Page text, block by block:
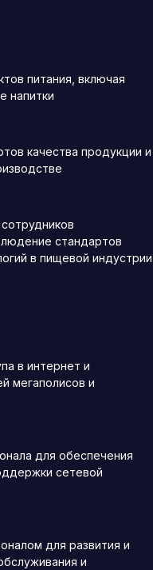
питания, включая
напитки
качества продукции и
стандартов
в пищевой индустрии
в интернет и
мегаполисов и
для обеспечения
сетевой
для развития и
и